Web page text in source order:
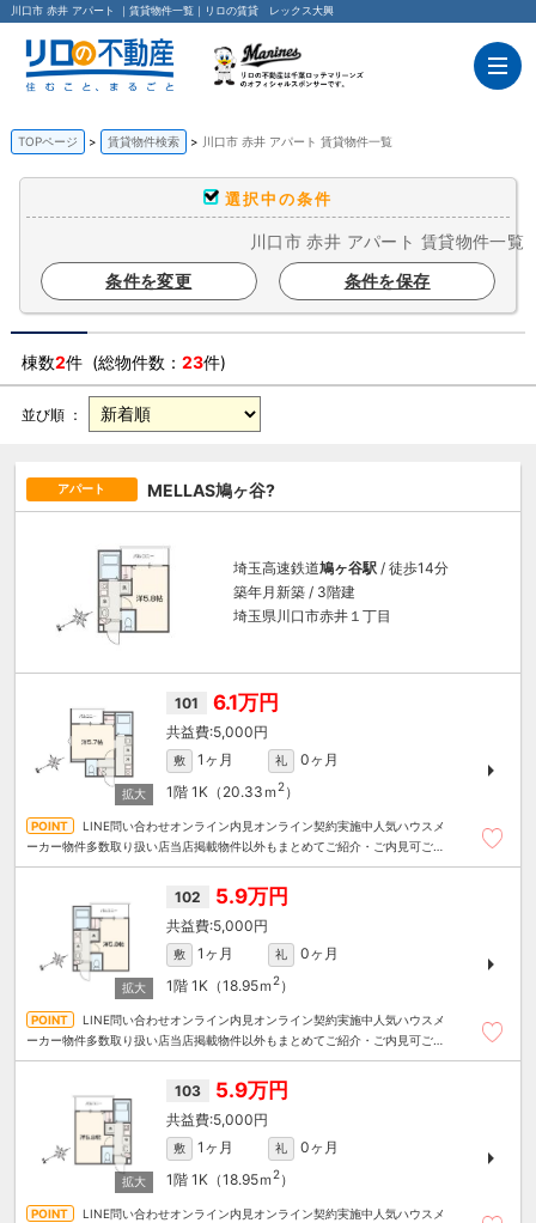
川口市 赤井 アパート ｜賃貸物件一覧｜リロの賃貸 レックス大興
TOPページ 賃貸物件検索 川口市 赤井 アパート 賃貸物件一覧
選択中の条件
川口市 赤井 アパート 賃貸物件一覧
条件を変更
条件を保存
棟数2件 (総物件数： 23件)
並び順 ：
アパート MELLAS鳩ヶ谷?
埼玉高速鉄道鳩ヶ谷駅 / 徒歩14分
築年月新築 / 3階建
埼玉県川口市赤井１丁目
101 6.1万円
5,000円
敷 1ヶ月 礼
0ヶ月
1階 1K（20.33ｍ 2）
LINE問い合わせオンライン内見オンライン契約実施中人気ハウスメ
ーカー物件多数取り扱い店当店掲載物件以外もまとめてご紹介・ご内見可ご予
102 5.9万円
5,000円
敷 1ヶ月 礼
0ヶ月
1階 1K（18.95ｍ 2）
LINE問い合わせオンライン内見オンライン契約実施中人気ハウスメ
ーカー物件多数取り扱い店当店掲載物件以外もまとめてご紹介・ご内見可ご予
103 5.9万円
5,000円
敷 1ヶ月 礼
0ヶ月
1階 1K（18.95ｍ 2）
LINE問い合わせオンライン内見オンライン契約実施中人気ハウスメ